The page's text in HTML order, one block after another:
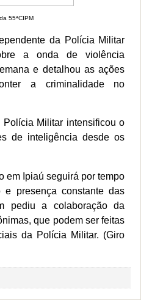
55ªCIPM
da Polícia Militar
a onda de violência
e detalhou as ações
a criminalidade no
Militar intensificou o
de inteligência desde os
em Ipiaú seguirá por tempo
e presença constante das
pediu a colaboração da
que podem ser feitas
da Polícia Militar. (Giro